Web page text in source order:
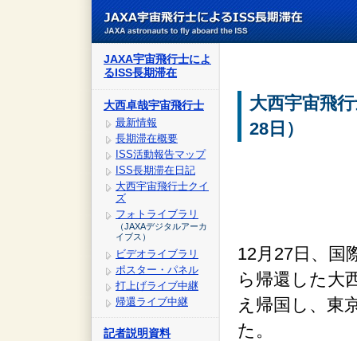
JAXA宇宙飛行士によ
るISS長期滞在
大西卓哉宇宙飛行士
最新情報
長期滞在概要
ISS活動報告マップ
ISS長期滞在日記
大西宇宙飛行士クイ
ズ
フォトライブラリ
（JAXAデジタルアーカ
イブス）
ビデオライブラリ
ポスター・パネル
打上げライブ中継
帰還ライブ中継
記者説明資料
大西宇宙飛
28日）
12月27日、国
ら帰還した大
え帰国し、東
た。